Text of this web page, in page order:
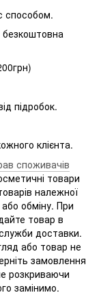
способом.
безкоштовна
підробок.
клієнта.
споживачів
товари
належної
обміну. При
товар в
доставки.
або товар не
замовлення
розкриваючи
замінимо.